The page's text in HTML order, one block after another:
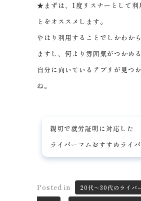
★まずは、1度リスナーとして利
とをオススメします。
やはり利用することでしかわか
ますし、何より雰囲気がつかめ
自分に向いているアプリが見つ
ね。
親切で就労証明に対応した
ライバーマムおすすめライ
Posted in 20代～30代のライバ